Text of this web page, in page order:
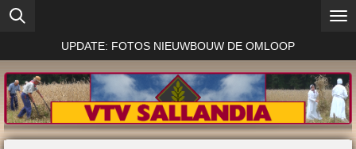
Ga
hoofdinhoud
UPDATE: FOTOS NIEUWBOUW DE OMLOOP